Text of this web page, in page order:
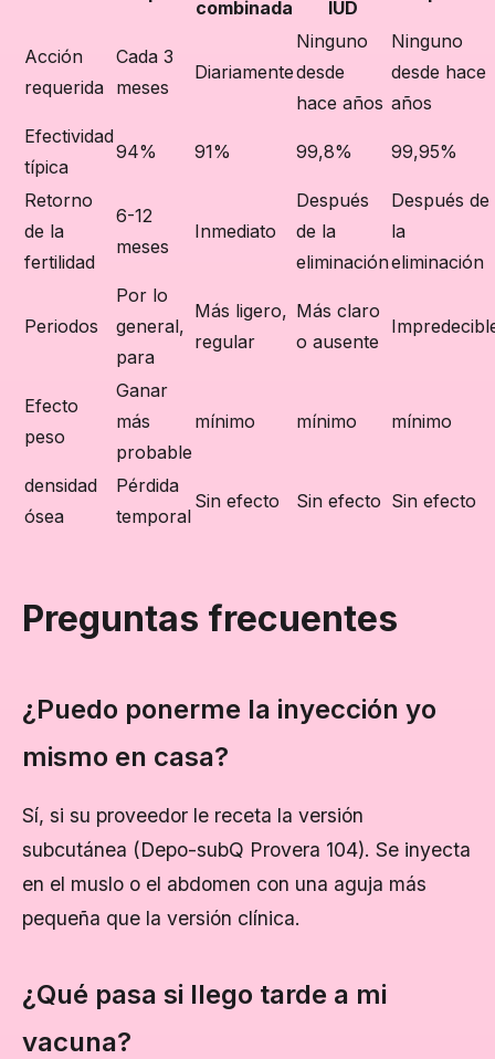
combinada IUD
Acción
requerida
Cada 3
meses
Diariamente
Ninguno
desde
hace años
Ninguno
desde hace
años
Efectividad
típica
94% 91% 99,8% 99,95%
Retorno
de la
fertilidad
6-12
meses
Inmediato
Después
de la
eliminación
Después de
la
eliminación
Periodos
Por lo
general,
para
Más ligero,
regular
Más claro
o ausente
Efecto
peso
Ganar
más
probable
mínimo mínimo mínimo
densidad
ósea
Pérdida
temporal
Sin efecto Sin efecto Sin efecto
Preguntas frecuentes
¿Puedo ponerme la inyección yo
mismo en casa?
Sí, si su proveedor le receta la versión
subcutánea (Depo-subQ Provera 104). Se inyecta
en el muslo o el abdomen con una aguja más
pequeña que la versión clínica.
¿Qué pasa si llego tarde a mi
vacuna?